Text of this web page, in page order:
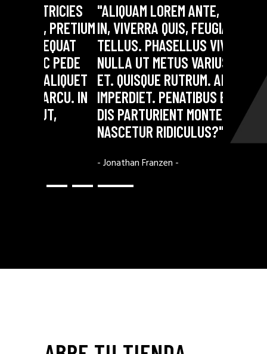
"ALIQUAM LOREM ANTE, DAPIBUS
IN, VIVERRA QUIS, FEUGIAT A,
TELLUS. PHASELLUS VIVER
NULLA UT METUS VARIUS LAORE
ET. QUISQUE RUTRUM. AENEAN
IMPERDIET. PENATIBUS ET MAGNIS
DIS PARTURIENT MONTES,
NASCETUR RIDICULUS?"
- Jonathan Franzen -
"LOREM
AENEAN
DOLOR.
SOCIIS
PEDE